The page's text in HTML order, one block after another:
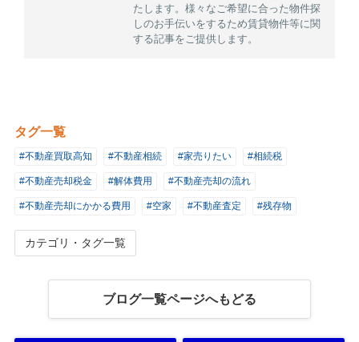
たします。様々なご希望に合った物件探
しのお手伝いをするため賃貸物件等に関
する記事をご提供します。
タグ一覧
#不動産買取高知 #不動産相続 #家売りたい #相続税
#不動産売却税金 #解体費用 #不動産売却の流れ
#不動産売却にかかる費用 #空家 #不動産査定 #残存物
カテゴリ・タグ一覧
ブログ一覧ページへもどる